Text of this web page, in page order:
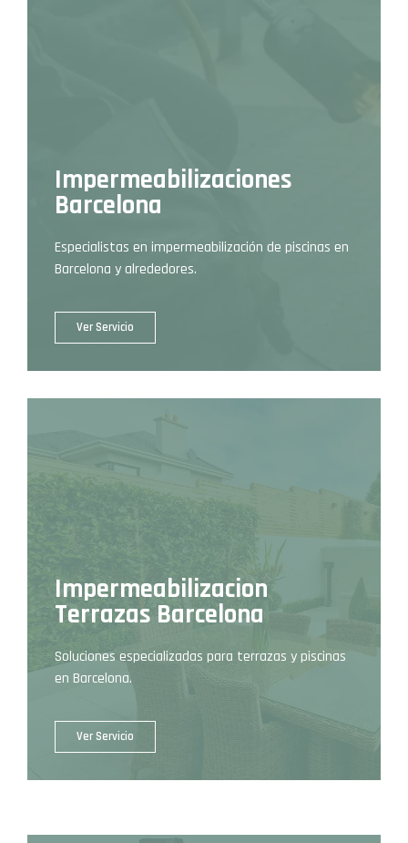
Impermeabilizaciones
Barcelona
Especialistas en impermeabilización de piscinas en
Barcelona y alrededores.
Ver Servicio
Impermeabilizacion
Terrazas Barcelona
Soluciones especializadas para terrazas y piscinas
en Barcelona.
Ver Servicio